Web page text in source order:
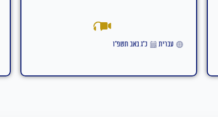
אידיש ט״ז באב תשפ״ו